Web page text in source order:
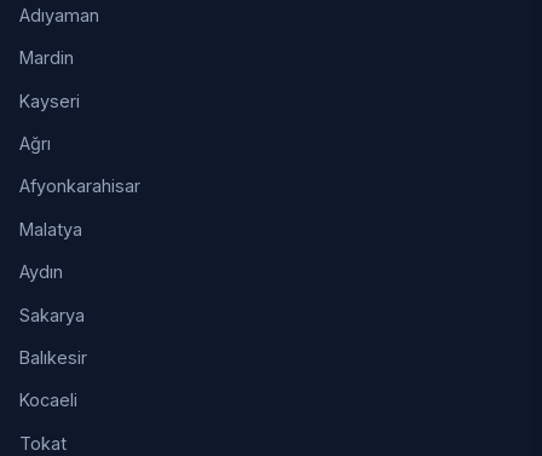
Adıyaman
Mardin
Kayseri
Ağrı
Afyonkarahisar
Malatya
Aydın
Sakarya
Balıkesir
Kocaeli
Tokat